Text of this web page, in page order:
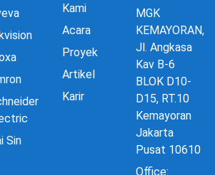
Sin
Kami
Acara
Proyek
Artikel
Karir
MGK
KEMAYORAN,
Jl. Angkasa
Kav B-6
BLOK D10-
D15, RT.10
Kemayoran
Jakarta
Pusat 10610
Office: